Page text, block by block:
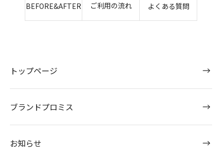
BEFORE&AFTER ご利用の流れ よくある質問
トップページ
ブランドプロミス
お知らせ